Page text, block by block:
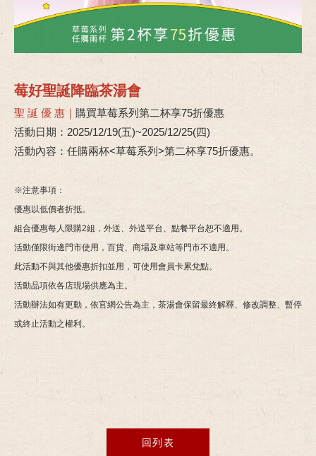
莓好聖誕降臨茶湯會
聖 誕 優 惠｜ 購買草莓系列第二杯享75折優惠
活動日期：2025/12/19(五)~2025/12/25(四)
活動內容：任購兩杯<草莓系列>第二杯享75折優惠。
※注意事項：
優惠以低價者折抵。
組合優惠每人限購2組，外送、外送平台、點餐平台恕不適用。
活動僅限街邊門市使用，百貨、商場及車站等門市不適用。
此活動不與其他優惠折扣並用，可使用會員卡累兌點。
活動品項依各店現場供應為主。
活動辦法如有更動，依官網公告為主，茶湯會保留最終解釋、修改調整、暫停
或終止活動之權利。
回列表